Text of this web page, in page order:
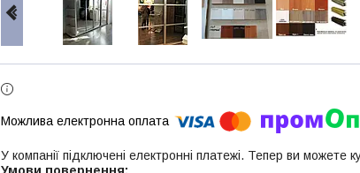
У компанії підключені електронні платежі. Тепер ви